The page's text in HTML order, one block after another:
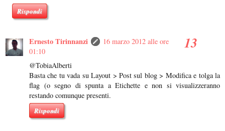
Rispondi
Ernesto Tirinnanzi
16 marzo 2012 alle ore
01:10
@TobiaAlberti
Basta che tu vada su Layout > Post sul blog > Modifica e tolga la
flag (o segno di spunta a Etichette e non si visualizzeranno
restando comunque presenti.
Rispondi